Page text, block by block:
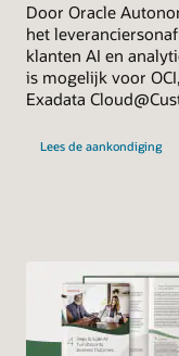
Door Oracle
het
klanten AI en
is mogelijk voor
Exadata
Lees de aankondiging